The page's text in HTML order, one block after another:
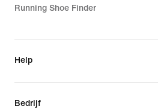
Running Shoe Finder
Help
Bedrijf